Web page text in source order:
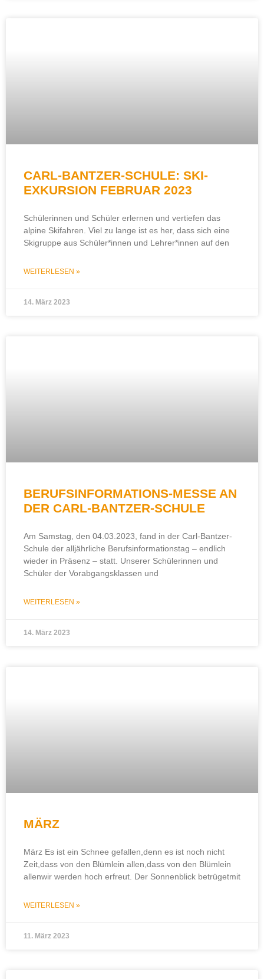
CARL-BANTZER-SCHULE: SKI-
EXKURSION FEBRUAR 2023
Schülerinnen und Schüler erlernen und vertiefen das
alpine Skifahren. Viel zu lange ist es her, dass sich eine
Skigruppe aus Schüler*innen und Lehrer*innen auf den
WEITERLESEN »
14. März 2023
BERUFSINFORMATIONS-MESSE AN
DER CARL-BANTZER-SCHULE
Am Samstag, den 04.03.2023, fand in der Carl-Bantzer-
Schule der alljährliche Berufsinformationstag – endlich
wieder in Präsenz – statt. Unserer Schülerinnen und
Schüler der Vorabgangsklassen und
WEITERLESEN »
14. März 2023
MÄRZ
März Es ist ein Schnee gefallen,denn es ist noch nicht
Zeit,dass von den Blümlein allen,dass von den Blümlein
allenwir werden hoch erfreut. Der Sonnenblick betrügetmit
WEITERLESEN »
11. März 2023